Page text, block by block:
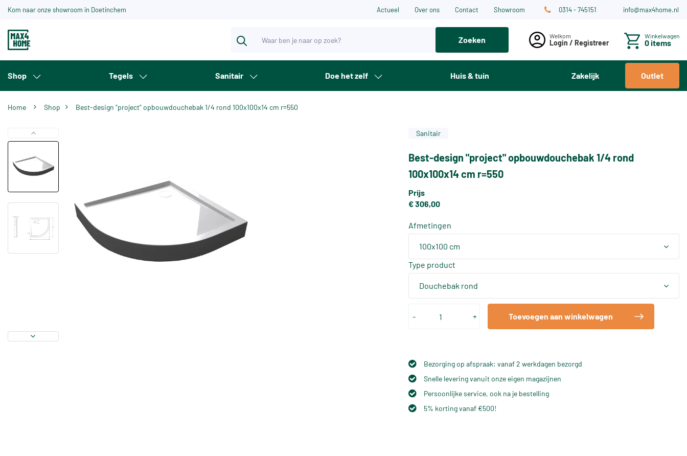
Kom naar onze showroom in Doetinchem Actueel Over ons Contact Showroom 0314 - 745151 info@max4home.nl
Zoeken Login / Registreer
Winkelwagen
0 items
Shop Tegels Sanitair Doe het zelf Huis & tuin Zakelijk Outlet
Home Shop Best-design "project" opbouwdouchebak 1/4 rond 100x100x14 cm r=550
Sanitair
Best-design "project" opbouwdouchebak 1/4 rond
100x100x14 cm r=550
Prijs
€ 306,00
Afmetingen
100x100 cm
Type product
Douchebak rond
- + Toevoegen aan winkelwagen
Bezorging op afspraak: vanaf 2 werkdagen bezorgd
Snelle levering vanuit onze eigen magazijnen
Persoonlijke service, ook na je bestelling
5% korting vanaf €500!